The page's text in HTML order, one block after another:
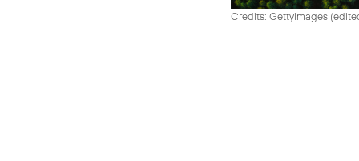
Credits: Gettyimages